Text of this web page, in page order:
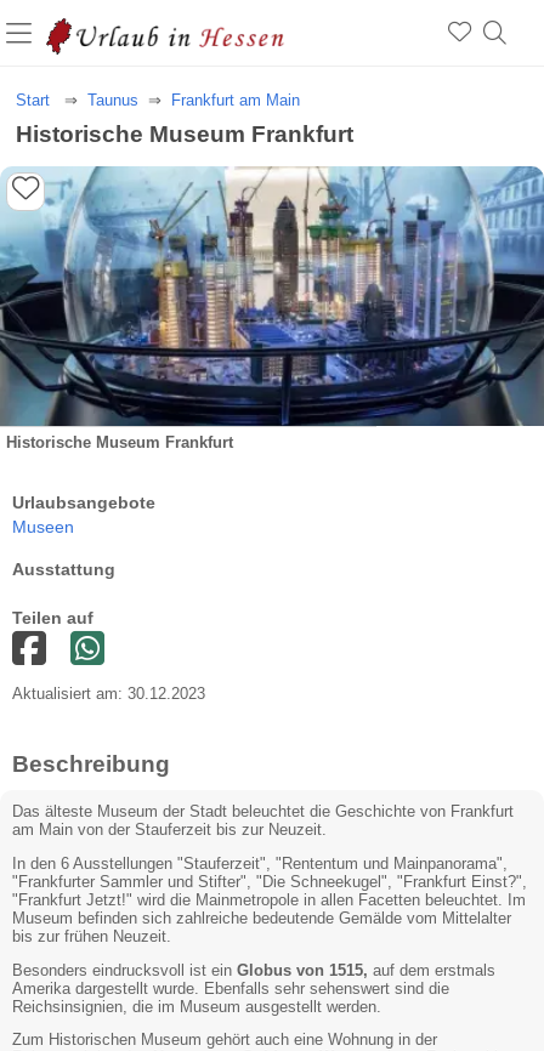
Start Taunus Frankfurt am Main
Historische Museum Frankfurt
Historische Museum Frankfurt
Urlaubsangebote
Museen
Ausstattung
Teilen auf
Aktualisiert am: 30.12.2023
Beschreibung
Das älteste Museum der Stadt beleuchtet die Geschichte von Frankfurt
am Main von der Stauferzeit bis zur Neuzeit.
In den 6 Ausstellungen "Stauferzeit", "Rententum und Mainpanorama",
"Frankfurter Sammler und Stifter", "Die Schneekugel", "Frankfurt Einst?",
"Frankfurt Jetzt!" wird die Mainmetropole in allen Facetten beleuchtet. Im
Museum befinden sich zahlreiche bedeutende Gemälde vom Mittelalter
bis zur frühen Neuzeit.
Besonders eindrucksvoll ist ein Globus von 1515, auf dem erstmals
Amerika dargestellt wurde. Ebenfalls sehr sehenswert sind die
Reichsinsignien, die im Museum ausgestellt werden.
Zum Historischen Museum gehört auch eine Wohnung in der